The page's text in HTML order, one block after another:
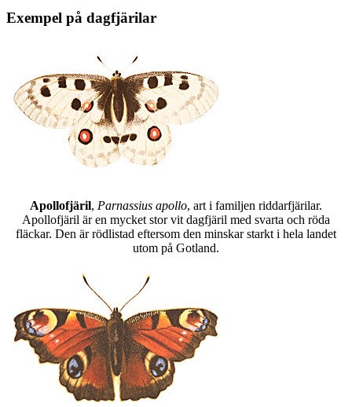
Exempel på dagfjärilar
Apollofjäril, Parnassius apollo, art i familjen riddarfjärilar.
Apollofjäril är en mycket stor vit dagfjäril med svarta och röda
fläckar. Den är rödlistad eftersom den minskar starkt i hela landet
utom på Gotland.